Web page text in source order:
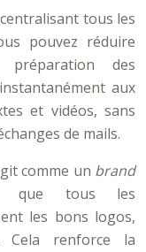
centralisant tous les
pouvez réduire
des
aux
et vidéos, sans
de mails.
comme un brand
que tous les
les bons logos,
Cela renforce la